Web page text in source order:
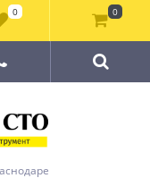
0 0